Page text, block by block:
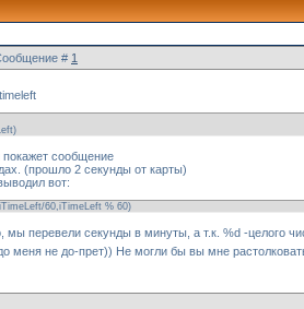
# 1
покажет сообщение
(прошло 2 секунды от карты)
вот:
60,iTimeLeft % 60)
мы перевели секунды в минуты, а т.к. %d -целого
меня не до-прет)) Не могли бы вы мне